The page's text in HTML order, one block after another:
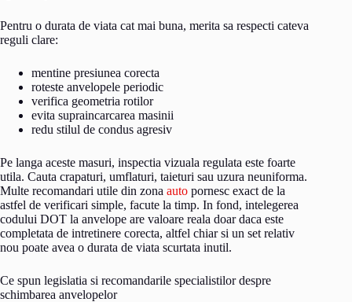
Pentru o durata de viata cat mai buna, merita sa respecti cateva
reguli clare:
mentine presiunea corecta
roteste anvelopele periodic
verifica geometria rotilor
evita supraincarcarea masinii
redu stilul de condus agresiv
Pe langa aceste masuri, inspectia vizuala regulata este foarte
utila. Cauta crapaturi, umflaturi, taieturi sau uzura neuniforma.
Multe recomandari utile din zona auto pornesc exact de la
astfel de verificari simple, facute la timp. In fond, intelegerea
codului DOT la anvelope are valoare reala doar daca este
completata de intretinere corecta, altfel chiar si un set relativ
nou poate avea o durata de viata scurtata inutil.
Ce spun legislatia si recomandarile specialistilor despre
schimbarea anvelopelor